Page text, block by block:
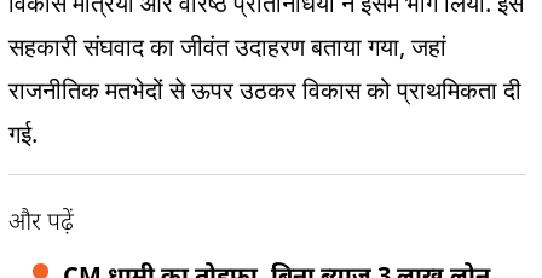
सहकारी संघवाद का जीवंत उदाहरण बताया गया,जहां
राजनीतिक मतभेदों से ऊपर उठकर विकास को प्राथमिकता दी
गई.
और पढ़ें